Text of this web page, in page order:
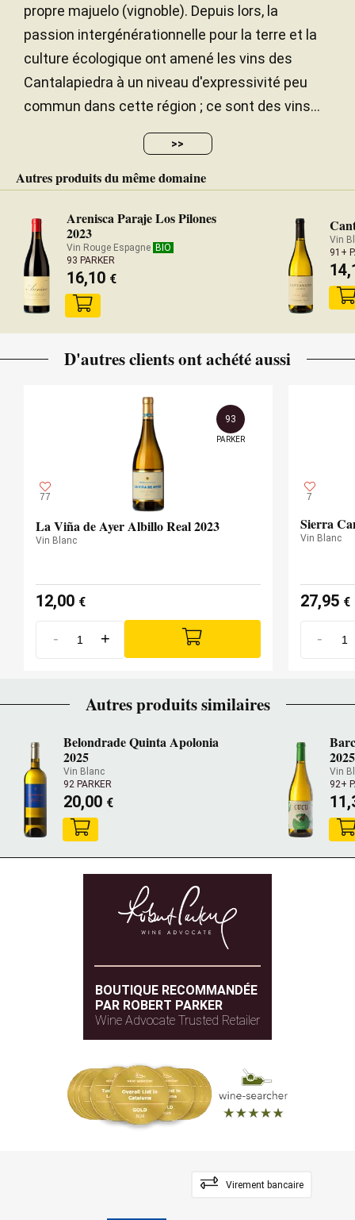
propre majuelo (vignoble). Depuis lors, la
passion intergénérationnelle pour la terre et la
culture écologique ont amené les vins des
Cantalapiedra à un niveau d'expressivité peu
commun dans cette région ; ce sont des vins...
>>
Autres produits du même domaine
Arenisca Paraje Los Pilones
2023
Vin Rouge Espagne BIO
93 PARKER
16,10 €
Vin
91+
D'autres clients ont achété aussi
77
93
PARKER
La Viña de Ayer Albillo Real 2023
Vin Blanc
12,00 €
- +
7
Sierra
Vin Blanc
27,95 €
-
Autres produits similaires
Belondrade Quinta Apolonia
2025
Vin Blanc
92 PARKER
20,00 €
2025
Vin
92+
BOUTIQUE RECOMMANDÉE
PAR ROBERT PARKER
Wine Advocate Trusted Retailer
Virement bancaire